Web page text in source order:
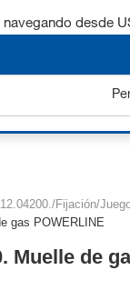
7% de
sabermás
Fijación/
gas POWERLINE
Muelle de
desde